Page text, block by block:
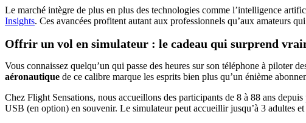
Le marché intègre de plus en plus des technologies comme l’intelligence
Insights. Ces avancées profitent autant aux professionnels qu’aux amateurs
Offrir un vol en simulateur : le cadeau qui surprend
Vous connaissez quelqu’un qui passe des heures sur son téléphone à piloter
aéronautique de ce calibre marque les esprits bien plus qu’un énième
Chez Flight Sensations, nous accueillons des participants de 8 à 88 ans
USB (en option) en souvenir. Le simulateur peut accueillir jusqu’à 3 adultes